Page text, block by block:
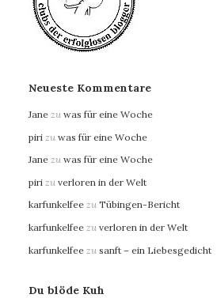
Neueste Kommentare
Jane zu was für eine Woche
piri zu was für eine Woche
Jane zu was für eine Woche
piri zu verloren in der Welt
karfunkelfee zu Tübingen-Bericht
karfunkelfee zu verloren in der Welt
karfunkelfee zu sanft – ein Liebesgedicht
Du blöde Kuh